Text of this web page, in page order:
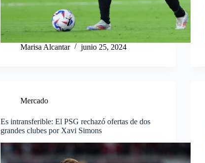
Marisa Alcantar junio 25, 2024
Mercado
Es intransferible: El PSG rechazó ofertas de dos
grandes clubes por Xavi Simons